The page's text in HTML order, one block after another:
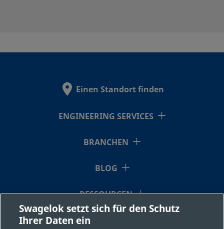
SS-BNS4 Edelstahl 316L 1/4 Zoll
Swagelok®
Einen Standort finden
ENGINEERING SERVICES
BRANCHEN
BLOG
RESSOURCEN
ÜBER UNS
Swagelok setzt sich für den Schutz
Ihrer Daten ein